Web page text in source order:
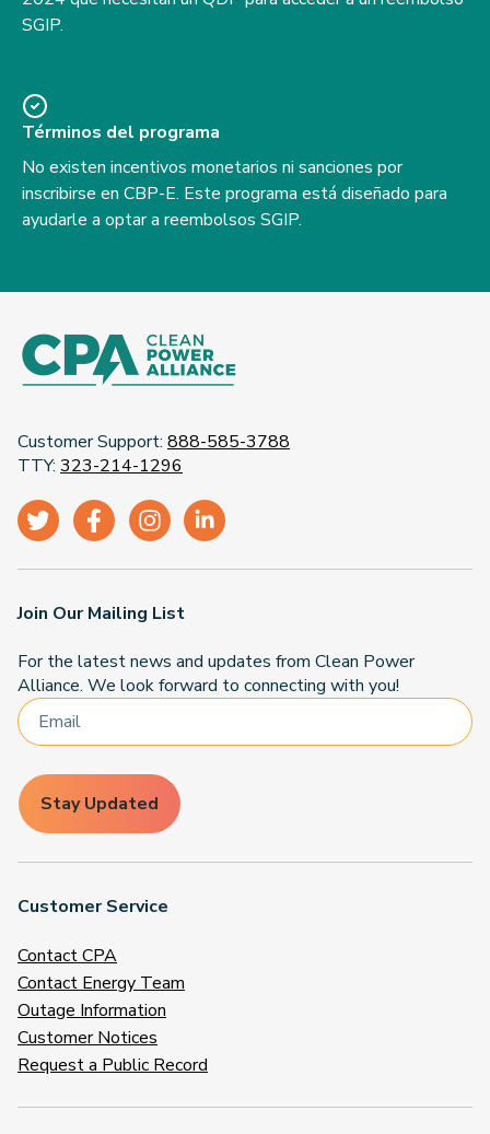
SGIP.
Términos del programa
No existen incentivos monetarios ni sanciones por
inscribirse en CBP-E. Este programa está diseñado para
ayudarle a optar a reembolsos SGIP.
Customer Support: 888-585-3788
TTY: 323-214-1296
Customer Service
Contact CPA
Contact Energy Team
Outage Information
Customer Notices
Request a Public Record
Join Our Mailing List
For the latest news and updates from Clean Power
Alliance. We look forward to connecting with you!
Stay Updated